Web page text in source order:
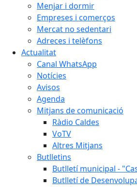
Menjar i dormir
Empreses i comerços
Mercat no sedentari
Adreces i telèfons
Actualitat
Canal WhatsApp
Notícies
Avisos
Agenda
Mitjans de comunicació
Ràdio Caldes
VoTV
Altres Mitjans
Butlletins
Butlletí municipal -
Butlletí de